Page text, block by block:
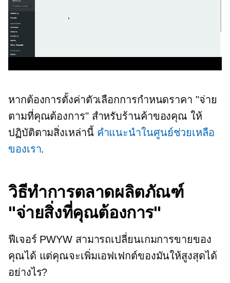
หากต้องการตั้งค่าตัวเลือกการกำหนดราคา "จ่าย
ตามที่คุณต้องการ" สำหรับร้านค้าของคุณ ให้
ปฏิบัติตามสิ่งเหล่านี้ คำแนะนำในศูนย์ช่วยเหลือ
ของเรา.
วิธีทำการตลาดผลิตภัณฑ์
"จ่ายสิ่งที่คุณต้องการ"
ฟีเจอร์ PWYW สามารถเปลี่ยนเกมการขายของ
คุณได้ แต่คุณจะเพิ่มเอฟเฟกต์ของมันให้สูงสุดได้
อย่างไร?